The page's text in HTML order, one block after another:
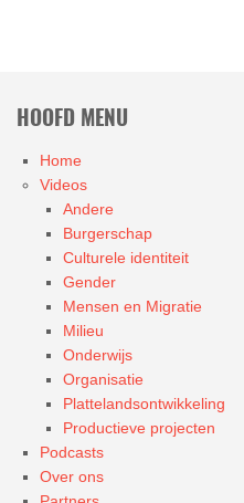
HOOFD MENU
Home
Videos
Andere
Burgerschap
Culturele identiteit
Gender
Mensen en Migratie
Milieu
Onderwijs
Organisatie
Plattelandsontwikkeling
Productieve projecten
Podcasts
Over ons